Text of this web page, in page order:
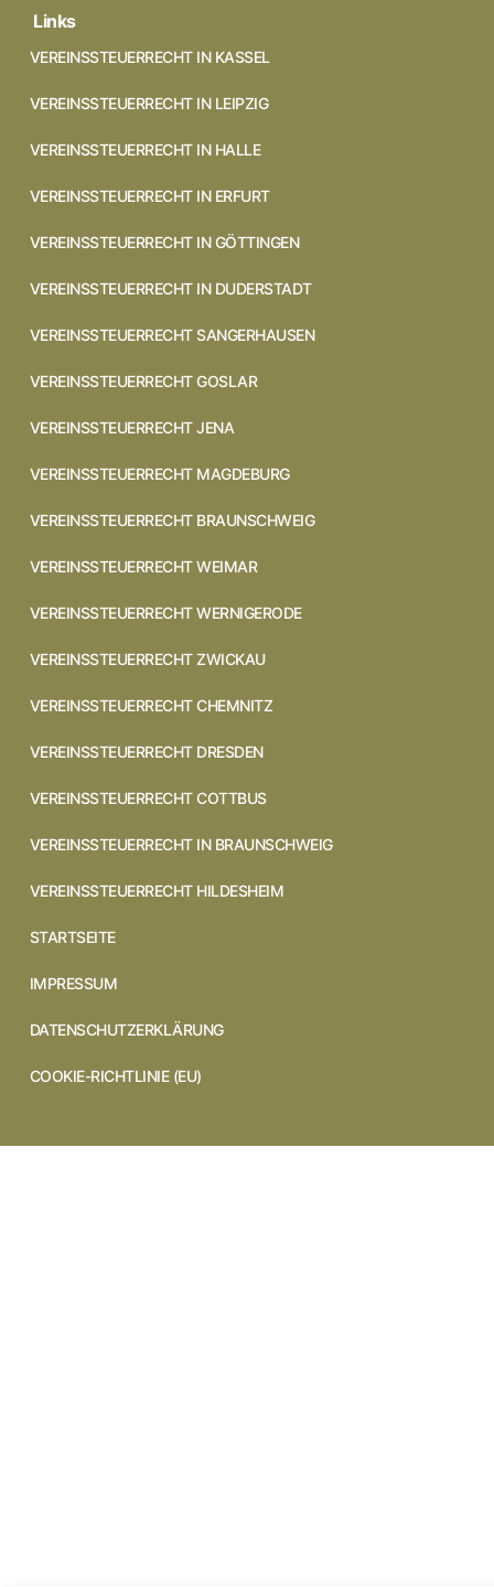
Links
VEREINSSTEUERRECHT IN KASSEL
VEREINSSTEUERRECHT IN LEIPZIG
VEREINSSTEUERRECHT IN HALLE
VEREINSSTEUERRECHT IN ERFURT
VEREINSSTEUERRECHT IN GÖTTINGEN
VEREINSSTEUERRECHT IN DUDERSTADT
VEREINSSTEUERRECHT SANGERHAUSEN
VEREINSSTEUERRECHT GOSLAR
VEREINSSTEUERRECHT JENA
VEREINSSTEUERRECHT MAGDEBURG
VEREINSSTEUERRECHT BRAUNSCHWEIG
VEREINSSTEUERRECHT WEIMAR
VEREINSSTEUERRECHT WERNIGERODE
VEREINSSTEUERRECHT ZWICKAU
VEREINSSTEUERRECHT CHEMNITZ
VEREINSSTEUERRECHT DRESDEN
VEREINSSTEUERRECHT COTTBUS
VEREINSSTEUERRECHT IN BRAUNSCHWEIG
VEREINSSTEUERRECHT HILDESHEIM
STARTSEITE
IMPRESSUM
DATENSCHUTZERKLÄRUNG
COOKIE-RICHTLINIE (EU)